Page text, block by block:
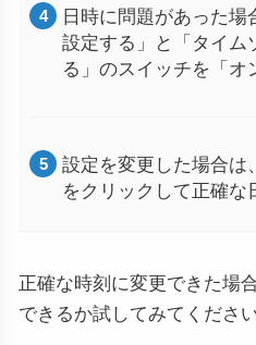
日時に問題があった
設定する」と「タイム
る」のスイッチを「オ
設定を変更した場合は
をクリックして正確な
正確な時刻に変更できた場
できるか試してみてください